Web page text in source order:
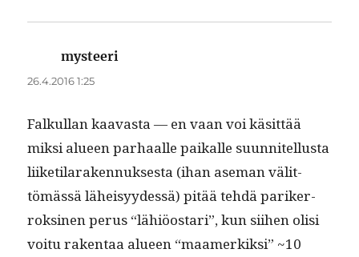
mysteeri
26.4.2016 1:25
Falkul­lan kaavas­ta — en vaan voi käsit­tää
mik­si alueen parhaalle paikalle suun­nitel­lus­ta
liiketi­la­raken­nuk­ses­ta (ihan ase­man välit­
tömässä läheisyy­dessä) pitää tehdä parik­er­
roksi­nen perus “lähiöostari”, kun siihen olisi
voitu rak­en­taa alueen “maamerkik­si” ~10